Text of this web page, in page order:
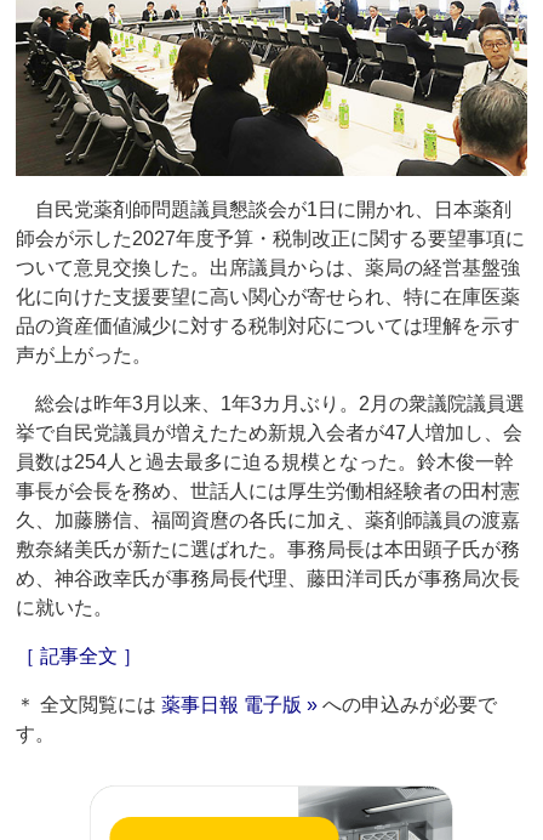
自民党薬剤師問題議員懇談会が1日に開かれ、日本薬剤
師会が示した2027年度予算・税制改正に関する要望事項に
ついて意見交換した。出席議員からは、薬局の経営基盤強
化に向けた支援要望に高い関心が寄せられ、特に在庫医薬
品の資産価値減少に対する税制対応については理解を示す
声が上がった。
総会は昨年3月以来、1年3カ月ぶり。2月の衆議院議員選
挙で自民党議員が増えたため新規入会者が47人増加し、会
員数は254人と過去最多に迫る規模となった。鈴木俊一幹
事長が会長を務め、世話人には厚生労働相経験者の田村憲
久、加藤勝信、福岡資麿の各氏に加え、薬剤師議員の渡嘉
敷奈緒美氏が新たに選ばれた。事務局長は本田顕子氏が務
め、神谷政幸氏が事務局長代理、藤田洋司氏が事務局次長
に就いた。
［ 記事全文 ］
＊ 全文閲覧には薬事日報 電子版 » への申込みが必要で
す。